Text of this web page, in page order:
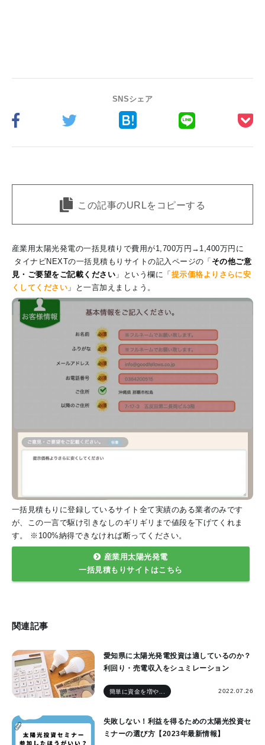
SNSシェア
この記事のURLをコピーする
産業用太陽光発電の一括見積りで費用が1,700万円→1,400万円に
タイナビNEXTの一括見積もりサイトの記入ページの「 その他ご意
見・ご要望をご記載ください 」という欄に「 提示価格よりさらに安
くしてください 」と一言加えましょう。
一括見積もりに登録しているサイト全て実績のある業者のみです
が、この一言で駆け引きなしのギリギリまで値段を下げてくれま
す。 ※100%納得できなければ断ってください。
産業用太陽光発電
一括見積もりサイトはこちら
関連記事
愛知県に太陽光発電投資は適しているのか？
利回り・売電収入をシュミレーション
簡単に資金を増や... 2022.07.26
失敗しない！利益を得るための太陽光投資セ
ミナーの選び方【2023年最新情報】